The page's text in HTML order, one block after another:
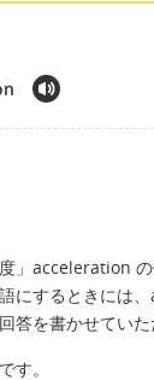
」acceleration の
にするときには
答を書かせていた
す。